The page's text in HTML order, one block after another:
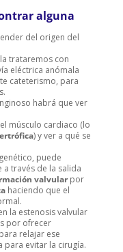
alguna
del origen del
trataremos con
eléctrica anómala
cateterismo, para
habrá que ver
músculo cardiaco (lo
) y ver a qué se
puede
través de la salida
valvularpor
haciendo que el
la estenosis valvular
por ofrecer
relajar ese
para evitar la cirugía.